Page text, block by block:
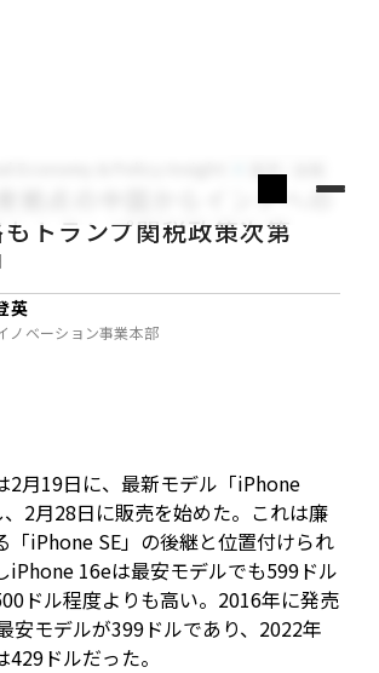
JP EN
Economy & Policy Insight
拠点の中国からインドへの
トランプ関税政策次第
英
ノベーション事業本部
2月19日に、最新モデル「iPhone
2月28日に販売を始めた。これは廉
「iPhone SE」の後継と位置付けられ
iPhone 16eは最安モデルでも599ドル
ドル程度よりも高い。2016年に発売
安モデルが399ドルであり、2022年
ドルだった。